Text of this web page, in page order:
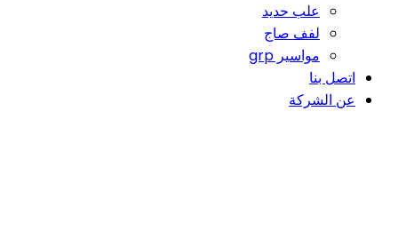
علب حديد
لفف صاج
مواسير grp
اتصل بنا
عن الشركة